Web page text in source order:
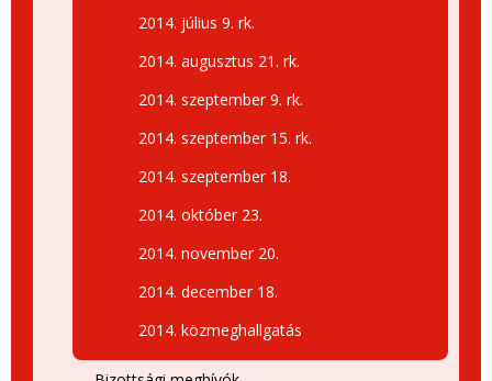
2014. július 9. rk.
2014. augusztus 21. rk.
2014. szeptember 9. rk.
2014. szeptember 15. rk.
2014. szeptember 18.
2014. október 23.
2014. november 20.
2014. december 18.
2014. közmeghallgatás